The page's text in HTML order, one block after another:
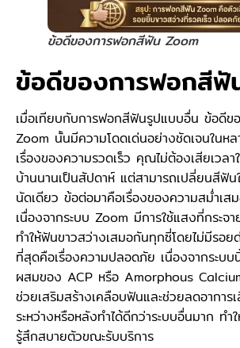
ข้อดีของการฟอกสีฟัน Zoom
ข้อดีของการฟอกสีฟั
เมื่อเทียบกับการฟอกสีฟันรูปแบบอื่น ข้อดีข
Zoom นั้นมีความโดดเด่นอย่างชัดเจนในห
เรื่องของความรวดเร็ว คุณไม่ต้องเสียเวล
บ้านนานเป็นสัปดาห์ แต่สามารถเปลี่ยนสีฟัน
นัดเดียว ข้อต่อมาคือเรื่องของความสม่ำเส
เนื่องจากระบบ Zoom มีการใช้แสงที่กระจ
ทำให้ฟันขาวสว่างเสมอกันทุกซี่โดยไม่มีรอ
ที่สุดคือเรื่องความปลอดภัย เนื่องจากระบ
ผสมของ ACP หรือ Amorphous
ช่วยเสริมสร้างเคลือบฟันและช่วยลดอาการ
ระหว่างหรือหลังทำได้ดีกว่าระบบอื่นมาก ท
รู้สึกสบายตัวขณะรับบริการ